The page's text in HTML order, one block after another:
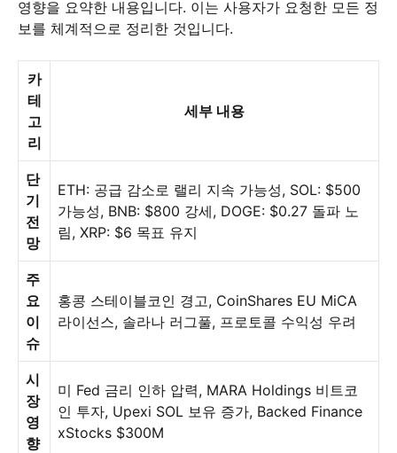
영향을 요약한 내용입니다. 이는 사용자가 요청한 모든 정
보를 체계적으로 정리한 것입니다.
카
테
고
리
세부 내용
단
기
전
망
ETH: 공급 감소로 랠리 지속 가능성, SOL: $500
가능성, BNB: $800 강세, DOGE: $0.27 돌파 노
림, XRP: $6 목표 유지
주
요
이
슈
홍콩 스테이블코인 경고, CoinShares EU MiCA
라이선스, 솔라나 러그풀, 프로토콜 수익성 우려
시
장
영
향
미 Fed 금리 인하 압력, MARA Holdings 비트코
인 투자, Upexi SOL 보유 증가, Backed Finance
xStocks $300M